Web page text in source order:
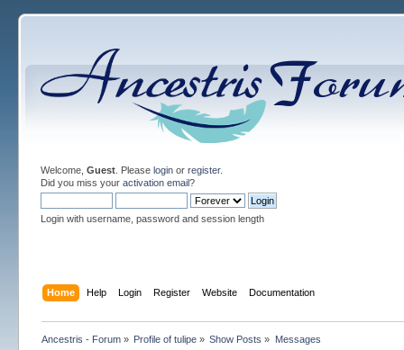
Welcome, Guest. Please loginor register.
Did you miss your activation email?
Login with username, password and session length
Home Help Login Register Website Documentation
Ancestris - Forum» Profile of tulipe » Show Posts » Messages